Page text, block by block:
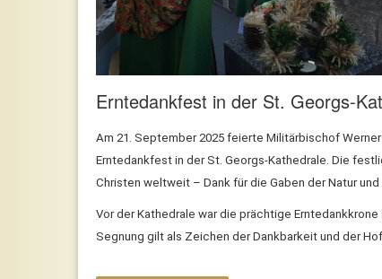
Erntedankfest in der St. Georgs-
Am 21. September 2025 feierte Militärbischof
Erntedankfest in der St. Georgs-Kathedrale. Die
Christen weltweit – Dank für die Gaben der Natur
Vor der Kathedrale war die prächtige
Segnung gilt als Zeichen der Dankbarkeit und der